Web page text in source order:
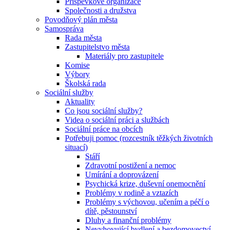
Společnosti a družstva
Povodňový plán města
Samospráva
Rada města
Zastupitelstvo města
Materiály pro zastupitele
Komise
Výbory
Školská rada
Sociální služby
Aktuality
Co jsou sociální služby?
Videa o sociální práci a službách
Sociální práce na obcích
Potřebuji pomoc (rozcestník těžkých životních
situací)
Stáří
Zdravotní postižení a nemoc
Umírání a doprovázení
Psychická krize, duševní onemocnění
Problémy v rodině a vztazích
Problémy s výchovou, učením a péčí o
dítě, pěstounství
Dluhy a finanční problémy